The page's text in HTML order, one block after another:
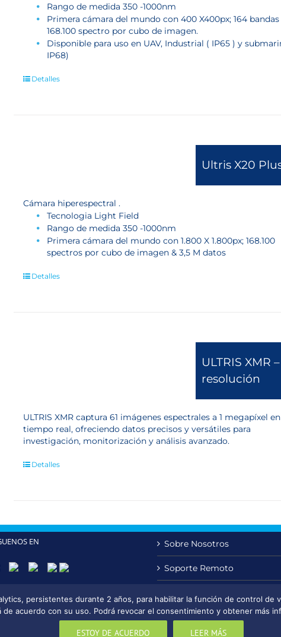
Rango de medida 350 -1000nm
Primera cámara del mundo con 400 X400px; 164 bandas
168.100 spectro por cubo de imagen.
Disponible para uso en UAV, Industrial ( IP65 ) y
IP68)
Detalles
Ultris X20
Cámara hiperespectral .
Tecnologia Light Field
Rango de medida 350 -1000nm
Primera cámara del mundo con 1.800 X 1.800px; 168.100
spectros por cubo de imagen & 3,5 M datos
Detalles
ULTRIS XMR
resolución
ULTRIS XMR captura 61 imágenes espectrales a 1 megapíxel en
tiempo real, ofreciendo datos precisos y versátiles para
investigación, monitorización y análisis avanzado.
Detalles
EN Sobre Nosotros
Soporte Remoto
persistentes durante 2 años, para habilitar la función de control
acuerdo con su uso. Podrá revocar el consentimiento y obtener más
ESTOY DE ACUERDO LEER MÁS